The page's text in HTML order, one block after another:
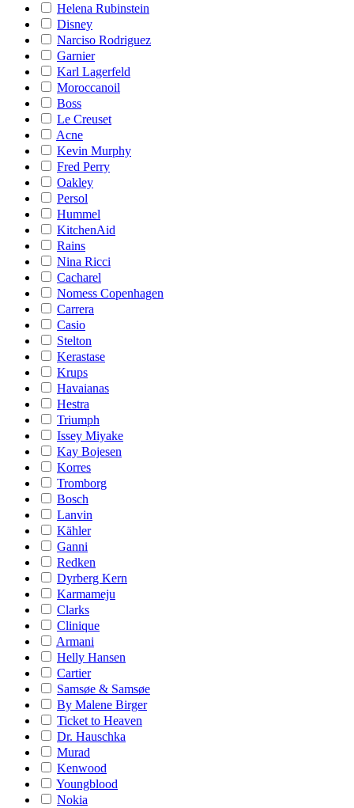
Helena Rubinstein
Disney
Narciso Rodriguez
Garnier
Karl Lagerfeld
Moroccanoil
Boss
Le Creuset
Acne
Kevin Murphy
Fred Perry
Oakley
Persol
Hummel
KitchenAid
Rains
Nina Ricci
Cacharel
Nomess Copenhagen
Carrera
Casio
Stelton
Kerastase
Krups
Havaianas
Hestra
Triumph
Issey Miyake
Kay Bojesen
Korres
Tromborg
Bosch
Lanvin
Kähler
Ganni
Redken
Dyrberg Kern
Karmameju
Clarks
Clinique
Armani
Helly Hansen
Cartier
Samsøe & Samsøe
By Malene Birger
Ticket to Heaven
Dr. Hauschka
Murad
Kenwood
Youngblood
Nokia